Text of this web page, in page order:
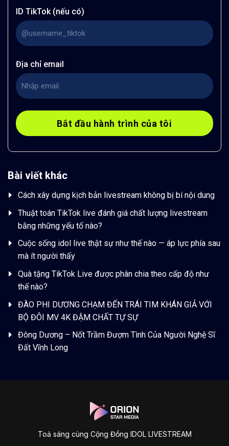
ID TikTok (nếu có)
Địa chỉ email
Bài viết khác
Cách xây dựng kịch bản livestream không bị bí nội dung
Thuật toán TikTok live đánh giá chất lượng livestream
bằng những yếu tố nào?
Cuộc sống idol live thật sự như thế nào — áp lực phía sau
mà ít người thấy
Quà tặng TikTok Live được phân chia theo cấp độ như
thế nào?
ĐÀO PHI DƯƠNG CHẠM ĐẾN TRÁI TIM KHÁN GIẢ VỚI
BỘ ĐÔI MV 4K ĐẬM CHẤT TỰ SỰ
Đông Dương – Nốt Trầm Đượm Tình Của Người Nghệ Sĩ
Đất Vĩnh Long
Toả sáng cùng Cộng Đồng IDOL LIVESTREAM